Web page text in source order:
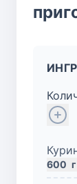
600 г